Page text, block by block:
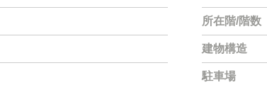
所在階/階数
建物構造
駐車場